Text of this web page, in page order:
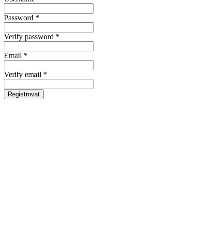
Password *
Verify password *
Email *
Verify email *
Registrovat